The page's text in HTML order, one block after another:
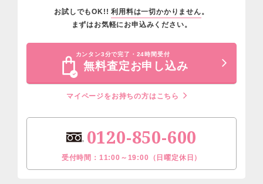
お試しでもOK!!利用料は一切かかりません。
まずはお気軽にお申込みください。
カンタン3分で完了・24時間受付
無料査定お申し込み
マイページをお持ちの方はこちら
0120-850-600
受付時間：11:00～19:00（日曜定休日）